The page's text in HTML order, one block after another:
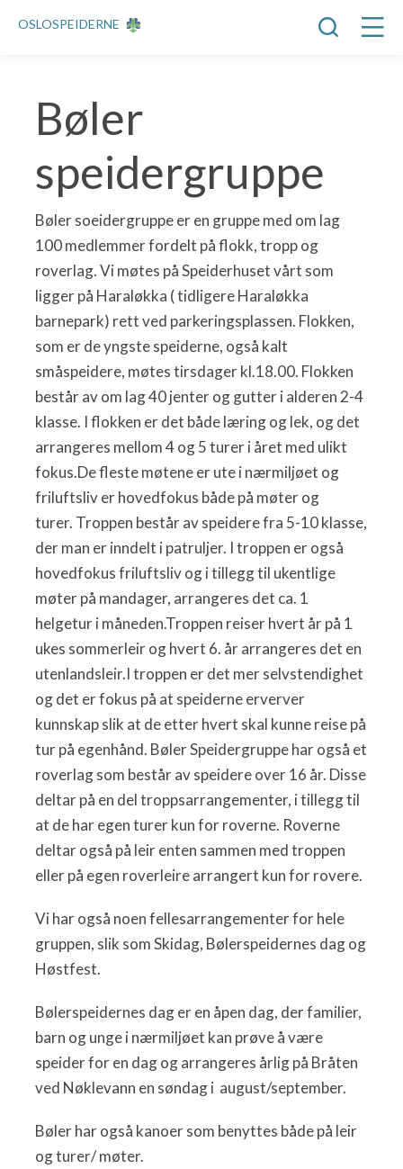
OSLOSPEIDERNE
Bøler
speidergruppe
Bøler soeidergruppe er en gruppe med om lag
100 medlemmer fordelt på flokk, tropp og
roverlag. Vi møtes på Speiderhuset vårt som
ligger på Haraløkka ( tidligere Haraløkka
barnepark) rett ved parkeringsplassen. Flokken,
som er de yngste speiderne, også kalt
småspeidere, møtes tirsdager kl.18.00. Flokken
består av om lag 40 jenter og gutter i alderen 2-4
klasse. I flokken er det både læring og lek, og det
arrangeres mellom 4 og 5 turer i året med ulikt
fokus.De fleste møtene er ute i nærmiljøet og
friluftsliv er hovedfokus både på møter og
turer. Troppen består av speidere fra 5-10 klasse,
der man er inndelt i patruljer. I troppen er også
hovedfokus friluftsliv og i tillegg til ukentlige
møter på mandager, arrangeres det ca. 1
helgetur i måneden.Troppen reiser hvert år på 1
ukes sommerleir og hvert 6. år arrangeres det en
utenlandsleir.I troppen er det mer selvstendighet
og det er fokus på at speiderne erverver
kunnskap slik at de etter hvert skal kunne reise på
tur på egenhånd. Bøler Speidergruppe har også et
roverlag som består av speidere over 16 år. Disse
deltar på en del troppsarrangementer, i tillegg til
at de har egen turer kun for roverne. Roverne
deltar også på leir enten sammen med troppen
eller på egen roverleire arrangert kun for rovere.
Vi har også noen fellesarrangementer for hele
gruppen, slik som Skidag, Bølerspeidernes dag og
Høstfest.
Bølerspeidernes dag er en åpen dag, der familier,
barn og unge i nærmiljøet kan prøve å være
speider for en dag og arrangeres årlig på Bråten
ved Nøklevann en søndag i august/september.
Bøler har også kanoer som benyttes både på leir
og turer/ møter.